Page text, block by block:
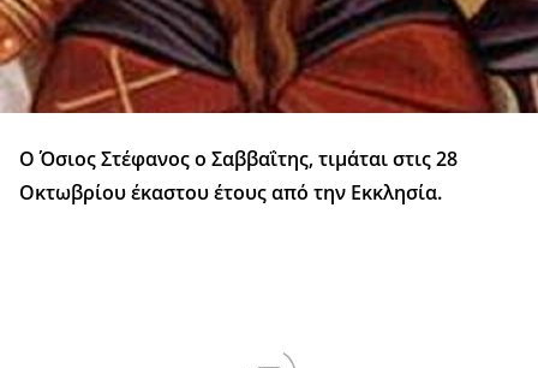
Ο Όσιος Στέφανος ο Σαββαΐτης, τιμάται στις 28
Οκτωβρίου έκαστου έτους από την Εκκλησία.